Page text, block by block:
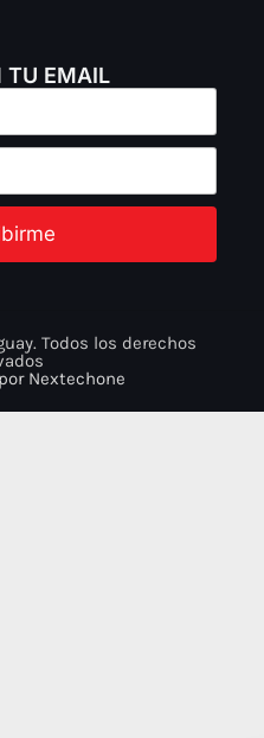
TU EMAIL
Todos los derechos
Nextechone